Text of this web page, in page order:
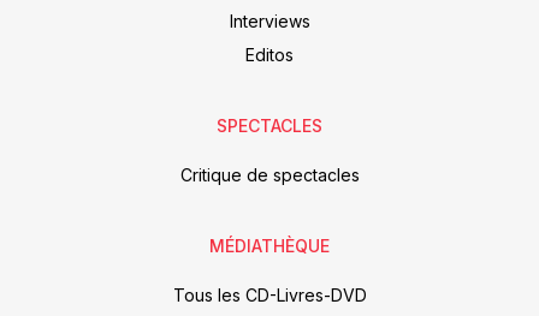
Interviews
Editos
SPECTACLES
Critique de spectacles
MÉDIATHÈQUE
Tous les CD-Livres-DVD